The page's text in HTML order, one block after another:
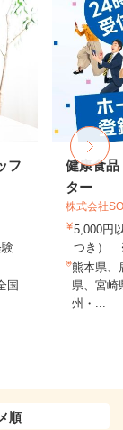
フ
国
健康食品
ター
株式会社
5,000円
つき）
熊本県、
県、宮崎
州・...